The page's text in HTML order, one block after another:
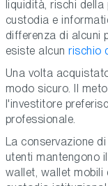
liquidità, rischi
custodia e
differenza di alcuni
esiste alcunrischio
Una volta
modo sicuro. Il
l'investitore
professionale.
La conservazione
utenti mantengono
wallet, wallet